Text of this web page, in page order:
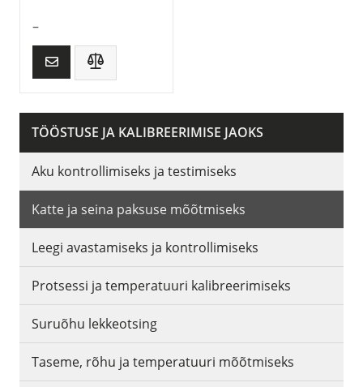
TÖÖSTUSE JA KALIBREERIMISE JAOKS
Aku kontrollimiseks ja testimiseks
Katte ja seina paksuse mõõtmiseks
Leegi avastamiseks ja kontrollimiseks
Protsessi ja temperatuuri kalibreerimiseks
Suruõhu lekkeotsing
Taseme, rõhu ja temperatuuri mõõtmiseks
–